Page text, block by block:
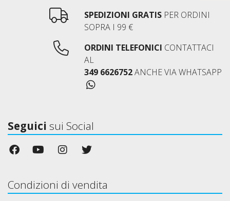
SPEDIZIONI GRATIS PER ORDINI
SOPRA I 99 €
ORDINI TELEFONICI CONTATTACI
AL
349 6626752ANCHE VIA WHATSAPP
Seguici sui Social
Condizioni di vendita